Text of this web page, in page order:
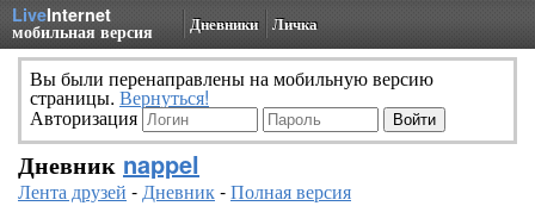
LiveInternet
мобильная версия Дневники Личка
Вы были перенаправлены на мобильную версию
страницы. Вернуться!
Авторизация
Дневник nappel
Лента друзей -Дневник-Полная версия